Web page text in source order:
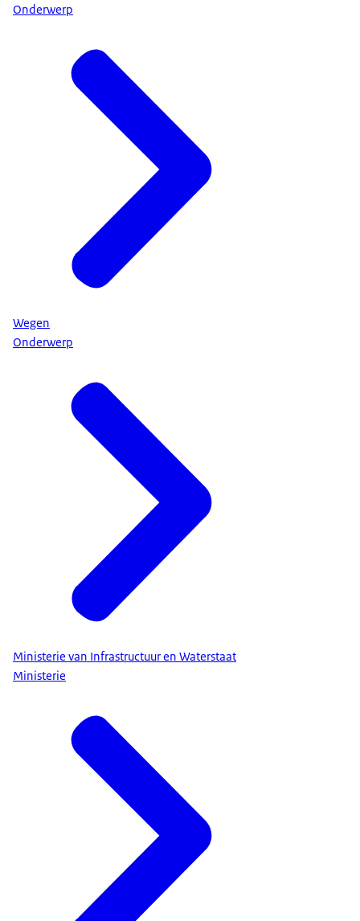
Onderwerp
Wegen
Onderwerp
Ministerie van Infrastructuur en Waterstaat
Ministerie